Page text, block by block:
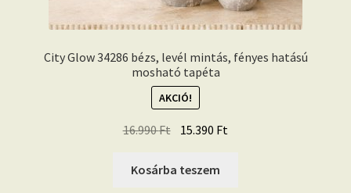
City Glow 34286 bézs, levél mintás, fényes hatású
mosható tapéta
AKCIÓ!
16.990Ft Original
was:
15.390 Ft
Kosárba teszem